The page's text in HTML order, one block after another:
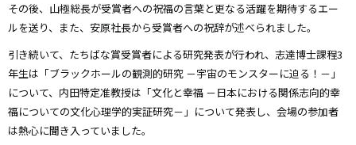
その後、山極総長が受賞者への祝福の言葉と更なる活躍を期待するエー
ルを送り、また、安原社長から受賞者への祝辞が述べられました。
引き続いて、たちばな賞受賞者による研究発表が行われ、志達博士課程3
年生は「ブラックホールの観測的研究 －宇宙のモンスターに迫る！－」
について、内田特定准教授は「文化と幸福 －日本における関係志向的幸
福についての文化心理学的実証研究－」について発表し、会場の参加者
は熱心に聞き入っていました。